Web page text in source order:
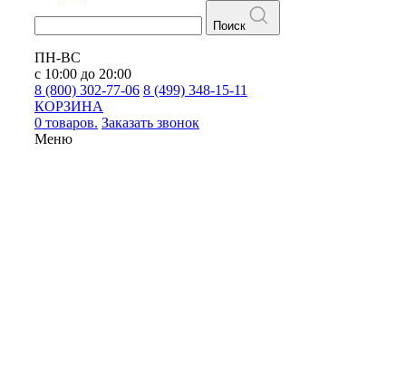
Поиск
ПН-ВС
с 10:00 до 20:00
8 (800) 302-77-06 8 (499) 348-15-11
КОРЗИНА
0 товаров. Заказать звонок
Меню